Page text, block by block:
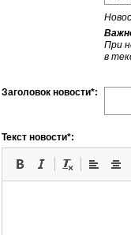
При
в
Заголовок новости*:
Текст новости*: